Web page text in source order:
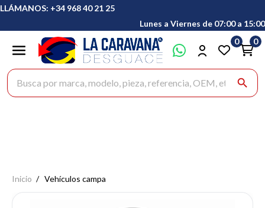
LLÁMANOS: +34 968 40 21 25
Lunes a Viernes de 07:00 a 15:00
Buscar productos
search
0 0
Inicio Vehículos campa